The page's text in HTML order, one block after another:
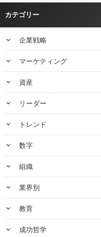
カテゴリー
keyboard_arrow_down 企業戦略
keyboard_arrow_down マーケティング
keyboard_arrow_down 資産
keyboard_arrow_down リーダー
keyboard_arrow_down トレンド
keyboard_arrow_down 数字
keyboard_arrow_down 組織
keyboard_arrow_down 業界別
keyboard_arrow_down 教育
keyboard_arrow_down 成功哲学